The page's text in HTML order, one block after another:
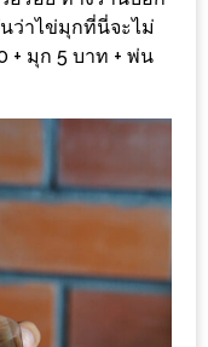
ว่าไข่มุกที่นี่จะไม่
+ มุก 5 บาท + พ่น